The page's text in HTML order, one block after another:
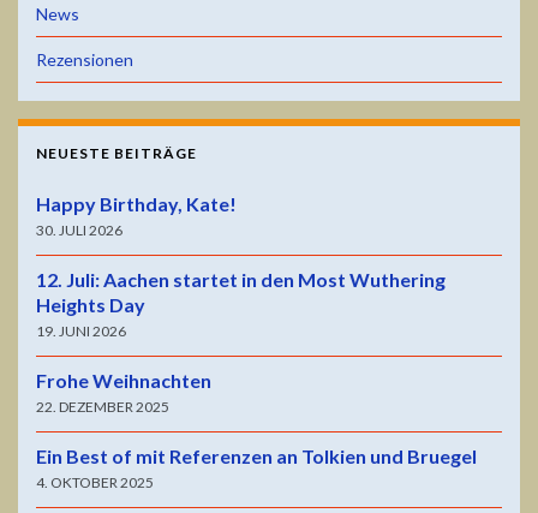
News
Rezensionen
NEUESTE BEITRÄGE
Happy Birthday, Kate!
30. JULI 2026
12. Juli: Aachen startet in den Most Wuthering
Heights Day
19. JUNI 2026
Frohe Weihnachten
22. DEZEMBER 2025
Ein Best of mit Referenzen an Tolkien und Bruegel
4. OKTOBER 2025